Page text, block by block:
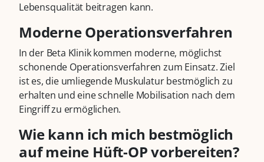
Lebensqualität beitragen kann.
Moderne Operationsverfahren
In der Beta Klinik kommen moderne, möglichst
schonende Operationsverfahren zum Einsatz. Ziel
ist es, die umliegende Muskulatur bestmöglich zu
erhalten und eine schnelle Mobilisation nach dem
Eingriff zu ermöglichen.
Wie kann ich mich bestmöglich
auf meine Hüft-OP vorbereiten?